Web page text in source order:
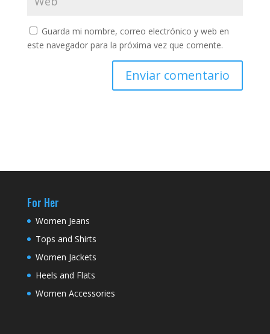
Guarda mi nombre, correo electrónico y web en
este navegador para la próxima vez que comente.
For Her
Women Jeans
Tops and Shirts
Women Jackets
Heels and Flats
Women Accessories